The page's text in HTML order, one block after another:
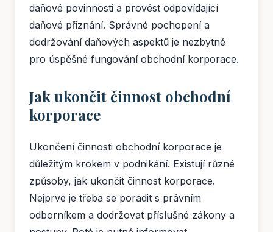
daňové povinnosti a provést odpovídající
daňové přiznání. Správné pochopení a
dodržování daňových aspektů je nezbytné
pro úspěšné fungování obchodní korporace.
Jak ukončit činnost obchodní
korporace
Ukončení činnosti obchodní korporace je
důležitým krokem v podnikání. Existují různé
způsoby, jak ukončit činnost korporace.
Nejprve je třeba se poradit s právním
odborníkem a dodržovat příslušné zákony a